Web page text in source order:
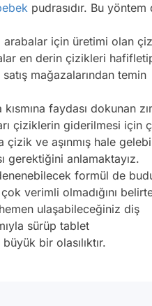
pudrasıdır. Bu yöntem
için üretimi olan
en derin çizikleri
mağazalarından temin
faydası dokunan
çiziklerin giderilmesi için
çizik ve aşınmış hale
gerektiğini anlamaktayız.
formül de
verimli olmadığını
ulaşabileceğiniz diş
sürüp tablet
bir olasılıktır.